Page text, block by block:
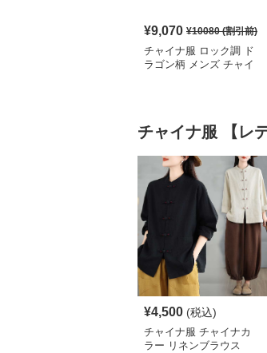
¥9,070 ¥10080(割引前)
チャイナ服 ロック調 ド
ラゴン柄 メンズ チャイ
チャイナ服 【レ
¥4,500 (税込)
チャイナ服 チャイナカ
ラー リネンブラウス